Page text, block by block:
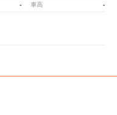
- 車高 -